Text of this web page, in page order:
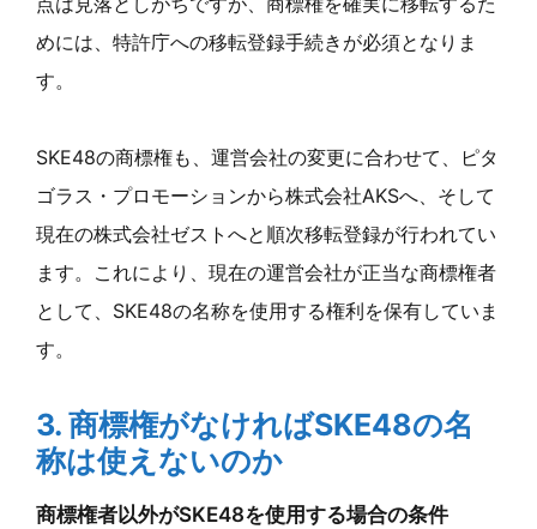
めには、特許庁への移転登録手続きが必須となりま
す。
SKE48の商標権も、運営会社の変更に合わせて、ピタ
ゴラス・プロモーションから株式会社AKSへ、そして
現在の株式会社ゼストへと順次移転登録が行われてい
ます。これにより、現在の運営会社が正当な商標権者
として、SKE48の名称を使用する権利を保有していま
す。
3. 商標権がなければSKE48の名
称は使えないのか
商標権者以外がSKE48を使用する場合の条件